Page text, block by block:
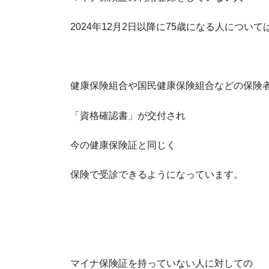
2024年12月2日以降に75歳になる人について
健康保険組合や国民健康保険組合などの保険
「資格確認書」が交付され
今の健康保険証と同じく
保険で受診できるようになっています。
マイナ保険証を持っていない人に対しての